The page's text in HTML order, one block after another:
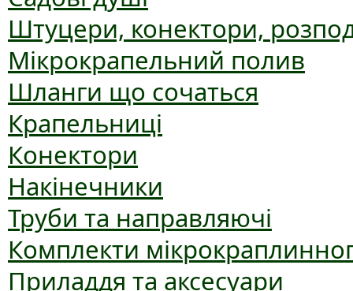
Штуцери, конектори,
Мікрокрапельний полив
Шланги що сочаться
Крапельниці
Конектори
Накінечники
Труби та направляючі
Комплекти
Приладдя та аксесуари